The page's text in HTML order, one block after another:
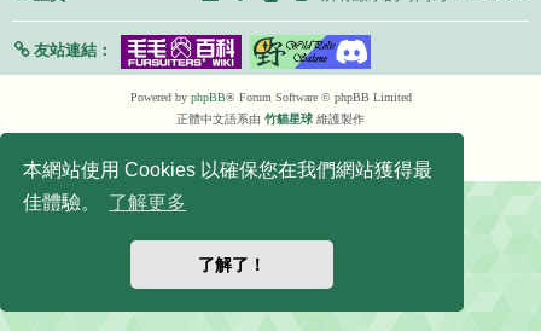
本網站使用 Cookies 以確保您在我們網站獲得最
佳體驗。
了解更多
了解了！
友站連結：
Powered by phpBB® Forum Software © phpBB Limited
正體中文語系由 竹貓星球 維護製作